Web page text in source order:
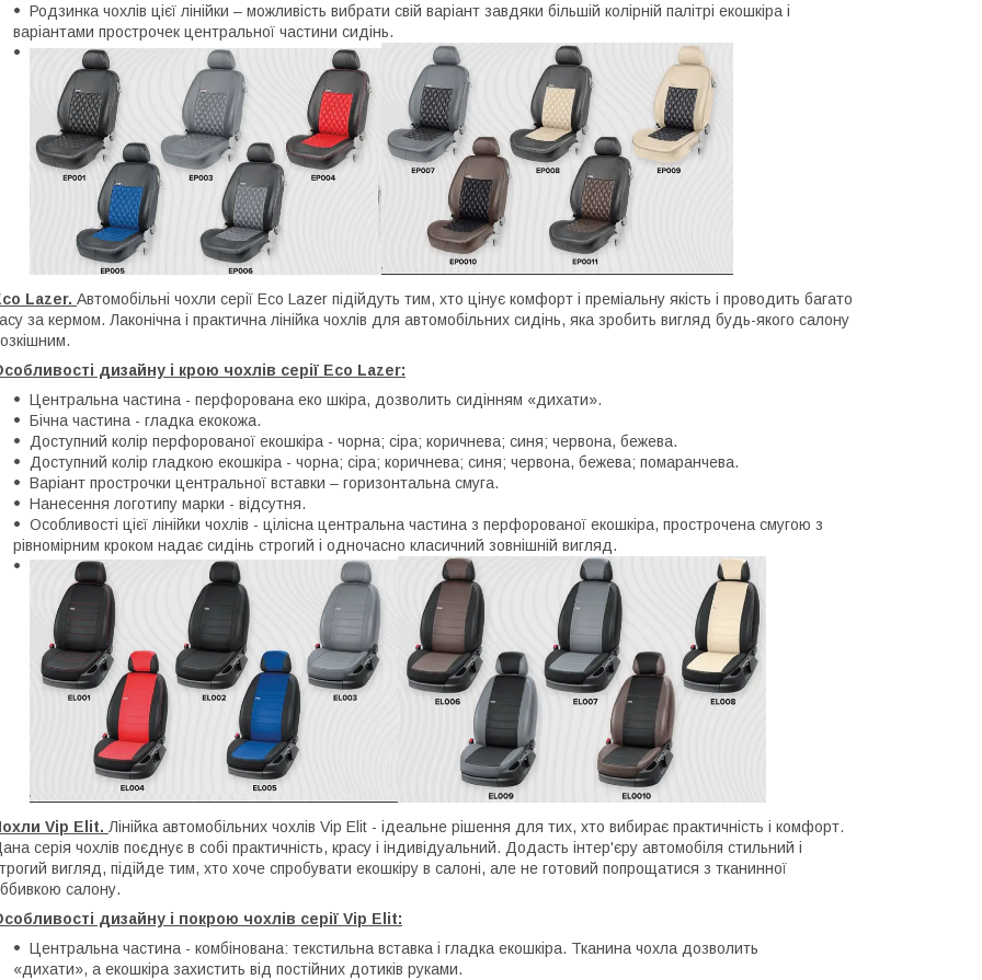
Родзинка чохлів цієї лінійки – можливість вибрати свій варіант завдяки більшій колірній палітрі екошкіра і
варіантами прострочек центральної частини сидінь.
Lazer. Автомобільні чохли серії Eco Lazer підійдуть тим, хто цінує комфорт і преміальну якість і проводить багато
за кермом. Лаконічна і практична лінійка чохлів для автомобільних сидінь, яка зробить вигляд будь-якого салону
дизайну і крою чохлів серії Eco Lazer:
Центральна частина - перфорована еко шкіра, дозволить сидінням «дихати».
Бічна частина - гладка екокожа.
Доступний колір перфорованої екошкіра - чорна; сіра; коричнева; синя; червона, бежева.
Доступний колір гладкою екошкіра - чорна; сіра; коричнева; синя; червона, бежева; помаранчева.
Варіант прострочки центральної вставки – горизонтальна смуга.
Нанесення логотипу марки - відсутня.
Особливості цієї лінійки чохлів - цілісна центральна частина з перфорованої екошкіра, прострочена смугою з
рівномірним кроком надає сидінь строгий і одночасно класичний зовнішній вигляд.
Vip Elit. Лінійка автомобільних чохлів Vip Elit - ідеальне рішення для тих, хто вибирає практичність і комфорт.
серія чохлів поєднує в собі практичність, красу і індивідуальний. Додасть інтер'єру автомобіля стильний і
вигляд, підійде тим, хто хоче спробувати екошкіру в салоні, але не готовий попрощатися з тканинної
салону.
дизайну і покрою чохлів серії Vip Elit:
Центральна частина - комбінована: текстильна вставка і гладка екошкіра. Тканина чохла дозволить
«дихати», а екошкіра захистить від постійних дотиків руками.